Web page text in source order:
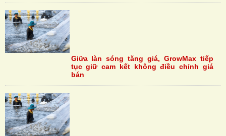
Giữa làn sóng tăng giá, GrowMax tiếp
tục giữ cam kết không điều chỉnh giá
bán